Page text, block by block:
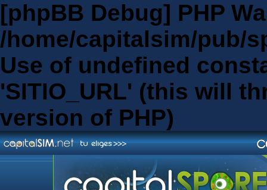
[phpBB Debug] PHP
/home/capitalsim/pub/
Use of undefined
'SITIO_URL' (this will
version of PHP)